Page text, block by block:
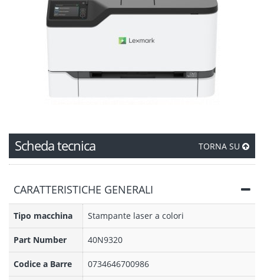
Scheda tecnica TORNA SU
CARATTERISTICHE GENERALI
Tipo macchina Stampante laser a colori
Part Number 40N9320
Codice a Barre 0734646700986